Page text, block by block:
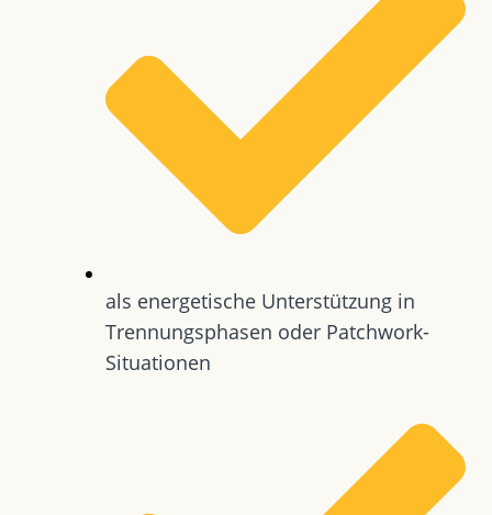
als energetische Unterstützung in
Trennungsphasen oder Patchwork-
Situationen